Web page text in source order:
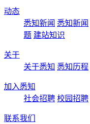
动态
悉知新闻 悉知新闻
题 建站知识
关于
关于悉知 悉知历程
加入悉知
社会招聘 校园招聘
联系我们